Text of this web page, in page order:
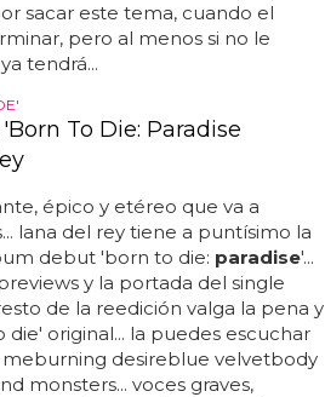
sacar este tema, cuando el
pero al menos si no le
tendrá...
To Die: Paradise
épico y etéreo que va a
lana del rey tiene a puntísimo la
debut 'born to die: paradise'...
y la portada del single
de la reedición valga la pena y
original... la puedes escuchar
meburning desireblue velvetbody
monsters... voces graves,